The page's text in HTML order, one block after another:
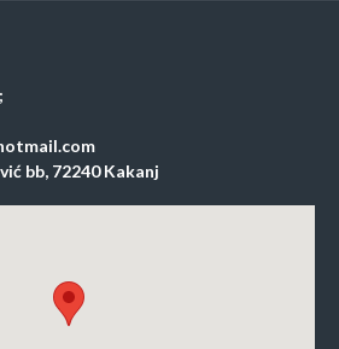
bb, 72240 Kakanj